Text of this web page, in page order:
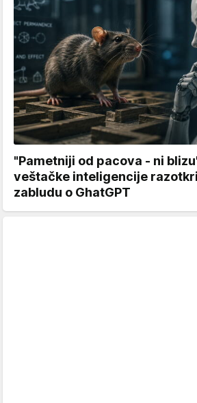
"Pametniji od pacova - ni
veštačke inteligencije
zabludu o GhatGPT